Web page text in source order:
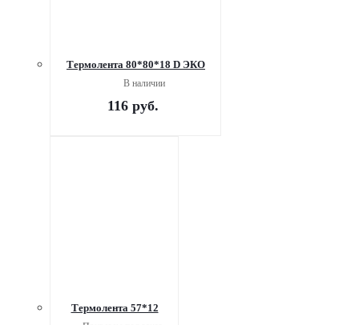
Термолента 80*80*18 D ЭКО
В наличии
116 руб.
Термолента 57*12